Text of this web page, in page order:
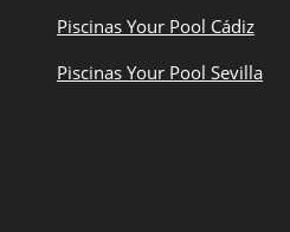
Piscinas Your Pool Cádiz
Piscinas Your Pool Sevilla